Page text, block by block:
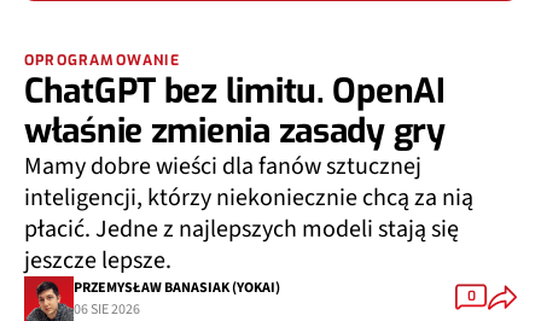
OPROGRAMOWANIE
ChatGPT bez limitu. OpenAI
właśnie zmienia zasady gry
Mamy dobre wieści dla fanów sztucznej
inteligencji, którzy niekoniecznie chcą za nią
płacić. Jedne z najlepszych modeli stają się
jeszcze lepsze.
PRZEMYSŁAW BANASIAK (YOKAI)
06 SIE 2026
0